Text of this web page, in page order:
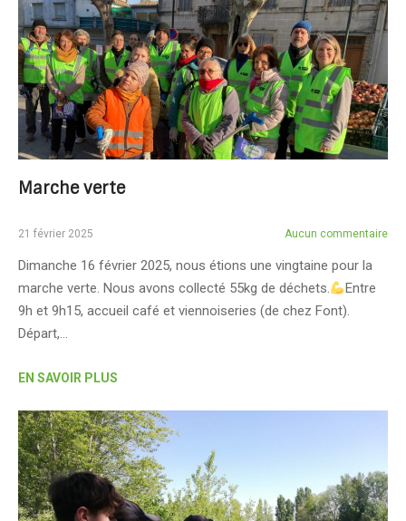
Marche verte
21 février 2025 Aucun commentaire
Dimanche 16 février 2025, nous étions une vingtaine pour la
marche verte. Nous avons collecté 55kg de déchets.
Entre
9h et 9h15, accueil café et viennoiseries (de chez Font).
Départ,…
EN SAVOIR PLUS